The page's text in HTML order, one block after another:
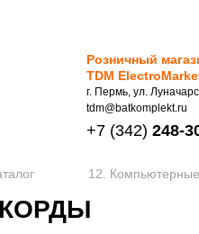
Розничный
TDM
г. Пермь, ул.
tdm@batkomplekt.ru
+7 (342) 248-
12.
КОРДЫ